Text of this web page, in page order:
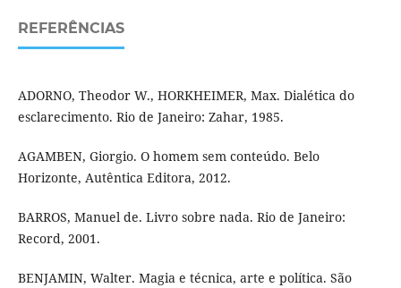
REFERÊNCIAS
ADORNO, Theodor W., HORKHEIMER, Max. Dialética do
esclarecimento. Rio de Janeiro: Zahar, 1985.
AGAMBEN, Giorgio. O homem sem conteúdo. Belo
Horizonte, Autêntica Editora, 2012.
BARROS, Manuel de. Livro sobre nada. Rio de Janeiro:
Record, 2001.
BENJAMIN, Walter. Magia e técnica, arte e política. São